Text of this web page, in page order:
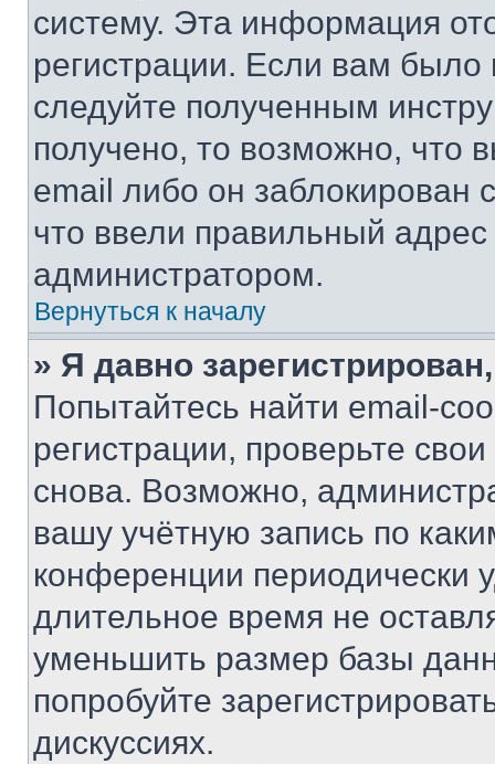
систему. Эта информация
регистрации. Если вам
следуйте полученным
получено, то возможно, что
email либо он
что ввели правильный адрес
администратором.
Вернуться к началу
» Я давно
Попытайтесь найти email-
регистрации, проверьте
снова. Возможно,
вашу учётную запись по
конференции периодически
длительное время не
уменьшить размер базы
попробуйте
дискуссиях.